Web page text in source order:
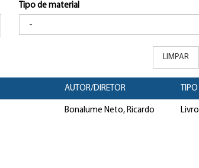
Tipo de material
LIMPAR
AUTOR/DIRETOR TIPO
Bonalume Neto, Ricardo Livro